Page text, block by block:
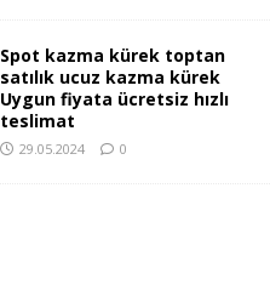
Spot kazma kürek toptan
satılık ucuz kazma kürek
Uygun fiyata ücretsiz hızlı
teslimat
29.05.2024 0